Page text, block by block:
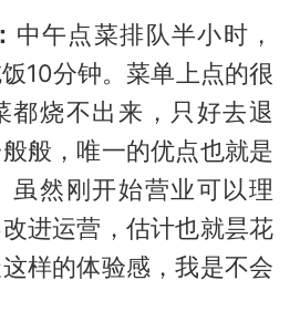
中午点菜排队半小时，
10分钟。菜单上点的很
都烧不出来，只好去退
般，唯一的优点也就是
虽然刚开始营业可以理
进运营，估计也就昙花
样的体验感，我是不会